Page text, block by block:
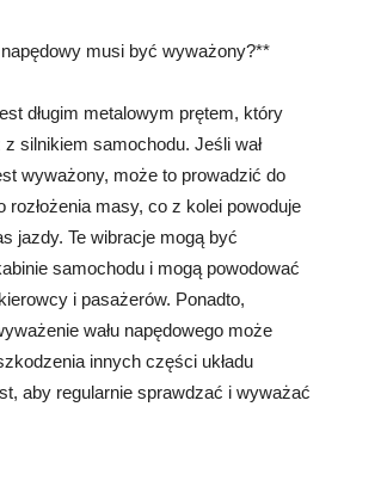
musi być wyważony?**
długim metalowym prętem, który
silnikiem samochodu. Jeśli wał
wyważony, może to prowadzić do
rozłożenia masy, co z kolei powoduje
jazdy. Te wibracje mogą być
samochodu i mogą powodować
i pasażerów. Ponadto,
wału napędowego może
innych części układu
aby regularnie sprawdzać i wyważać